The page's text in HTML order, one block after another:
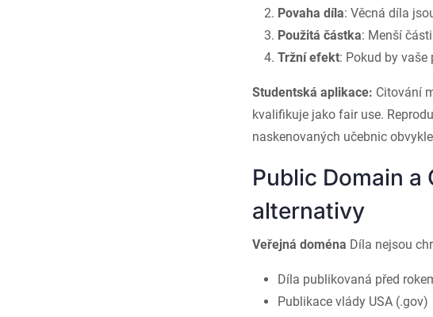
Povaha díla: Věcná díla
Použitá částka: Menší
Tržní efekt: Pokud by
Studentská aplikace: Citování
kvalifikuje jako fair use.
naskenovaných učebnic
Public Domain a
alternativy
Veřejná doména Díla nejsou
Díla publikovaná před
Publikace vlády USA (.gov)